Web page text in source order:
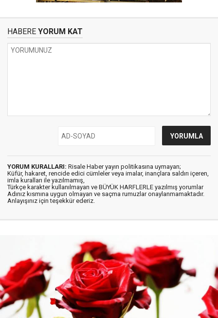
HABERE YORUM KAT
YORUM KURALLARI: Risale Haber yayın politikasına uymayan;
Küfür, hakaret, rencide edici cümleler veya imalar, inançlara saldırı içeren,
imla kuralları ile yazılmamış,
Türkçe karakter kullanılmayan ve BÜYÜK HARFLERLE yazılmış yorumlar
Adınız kısmına uygun olmayan ve saçma rumuzlar onaylanmamaktadır.
Anlayışınız için teşekkür ederiz.